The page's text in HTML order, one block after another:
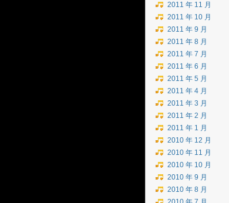
2011 年 11 月
2011 年 10 月
2011 年 9 月
2011 年 8 月
2011 年 7 月
2011 年 6 月
2011 年 5 月
2011 年 4 月
2011 年 3 月
2011 年 2 月
2011 年 1 月
2010 年 12 月
2010 年 11 月
2010 年 10 月
2010 年 9 月
2010 年 8 月